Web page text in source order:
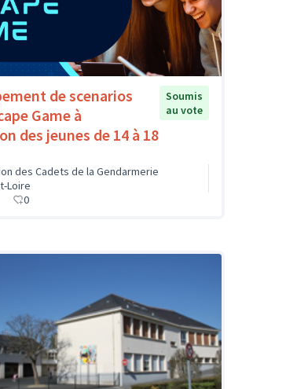
de scenarios
Game à
des jeunes de 14 à 18
Soumis
au vote
des Cadets de la Gendarmerie
Loire
0